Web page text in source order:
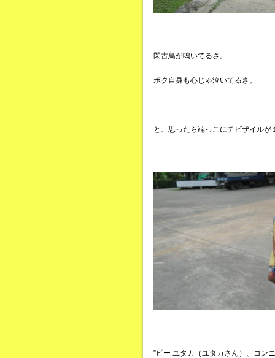
閑古鳥が鳴いてるさ。
ボク自身も心じゃ泣いてるさ。
と、思ったら端っこにチビザイルが
”ピー ユタカ（ユタカさん）、コン